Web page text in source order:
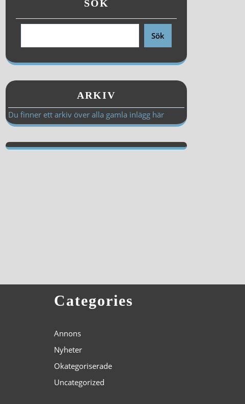
SÖK
Sök
ARKIV
Du finner ett arkiv över alla gamla inlägg här
Categories
Annons
Nyheter
Okategoriserade
Uncategorized